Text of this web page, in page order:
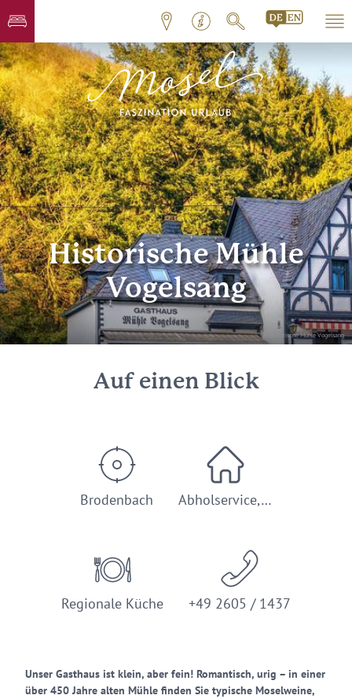
© Historische Mühle Vogelsang
Historische Mühle
Vogelsang
Auf einen Blick
Brodenbach Abholservice,…
Regionale Küche +49 2605 / 1437
Unser Gasthaus ist klein, aber fein! Romantisch, urig – in einer
über 450 Jahre alten Mühle finden Sie typische Moselweine,